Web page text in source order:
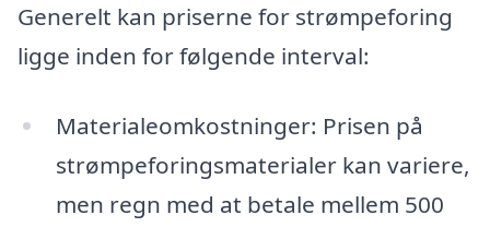
Generelt kan priserne for strømpeforing
ligge inden for følgende interval:
Materialeomkostninger: Prisen på
strømpeforingsmaterialer kan variere,
men regn med at betale mellem 500